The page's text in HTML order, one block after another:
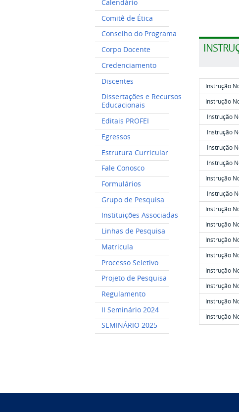
Calendário
Comitê de Ética
Conselho do Programa
Corpo Docente
Credenciamento
Discentes
Dissertações e Recursos
Educacionais
Editais PROFEI
Egressos
Estrutura Curricular
Fale Conosco
Formulários
Grupo de Pesquisa
Instituições Associadas
Linhas de Pesquisa
Matricula
Processo Seletivo
Projeto de Pesquisa
Regulamento
II Seminário 2024
SEMINÁRIO 2025
Instrução
Instrução
Instrução
Instrução
Instrução
Instrução
Instrução
Instrução
Instrução
Instrução
Instrução
Instrução
Instrução
Instrução
Instrução
Instrução